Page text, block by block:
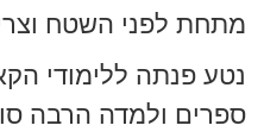
מתחת לפני השטח
נטע פנתה ללימודי
ספרים ולמדה הרבה